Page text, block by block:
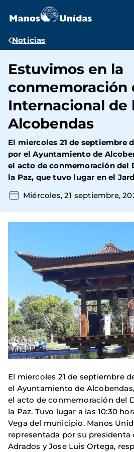
contenido
Ruta
navegación
Noticias
Estuvimos en la
conmemoración
Internacional de
Alcobendas
El miercoles 21 de septiembre
por el Ayuntamiento de
el acto de conmemoración del
la Paz, que tuvo lugar en el
Miércoles, 21 septiembre,
El miercoles 21 de septiembre
el Ayuntamiento de
el acto de conmemoración del
la Paz. Tuvo lugar a las 10:30
Vega del municipio. Manos
representada por su presidenta
Adrados y Jose Luis Ortega,